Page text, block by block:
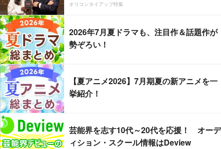
オリコンタイアップ特集
2026年7月夏ドラマも、注目作＆話題作が
勢ぞろい！
【夏アニメ2026】7月期夏の新アニメを一
挙紹介！
芸能界を志す10代～20代を応援！ オーデ
ィション・スクール情報はDeview